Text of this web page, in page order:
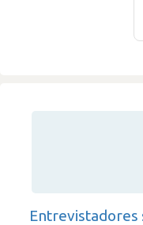
Entrevistadores